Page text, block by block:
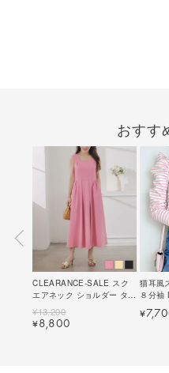
おすす
CLEARANCE-SALE スク
エアネック ショルダー タッ
ク ワンピース Liala×PG 全
3色｜lpg321-2127【2】
¥13,200
¥8,800
猫耳風
８分袖
¥